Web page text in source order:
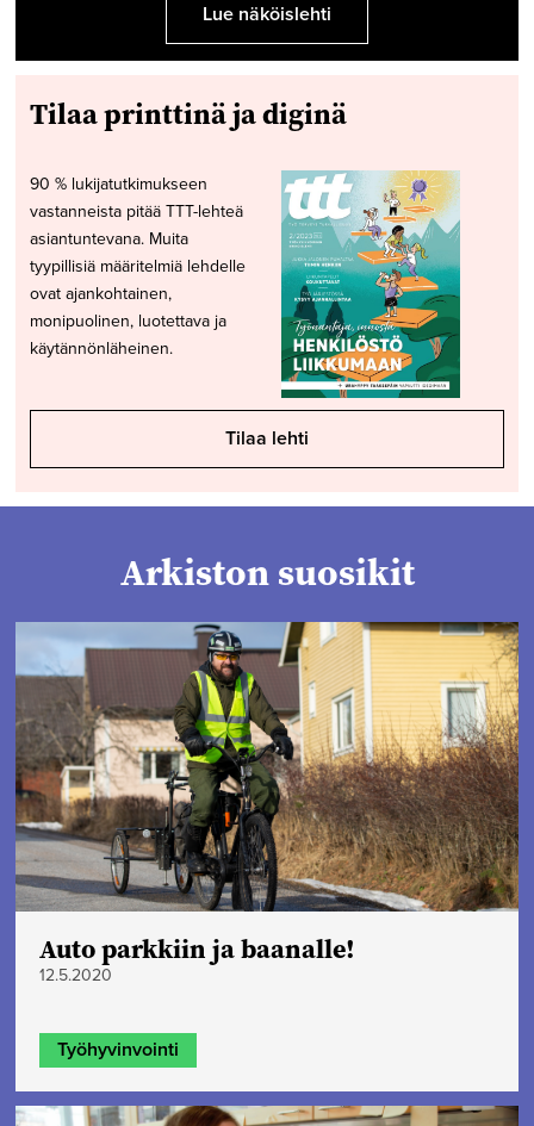
Lue näköislehti
Tilaa printtinä ja diginä
90 % lukijatutkimukseen
vastanneista pitää TTT-lehteä
asiantuntevana. Muita
tyypillisiä määritelmiä lehdelle
ovat ajankohtainen,
monipuolinen, luotettava ja
käytännönläheinen.
Tilaa lehti
Arkiston suosikit
Auto parkkiin ja baanalle!
12.5.2020
Työhyvinvointi